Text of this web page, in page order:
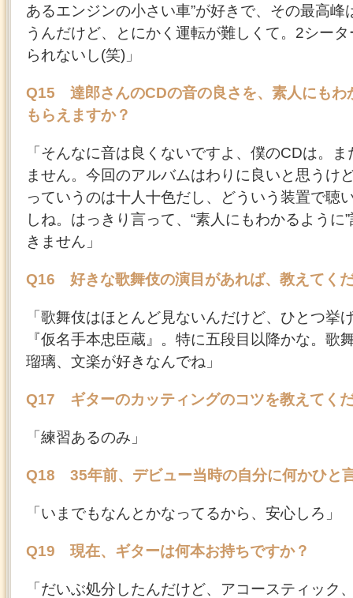
あるエンジンの小さい車”が好きで、その最高峰
うんだけど、とにかく運転が難しくて。2シー
られないし(笑)」
Q15 達郎さんのCDの音の良さを、素人にもわ
もらえますか？
「そんなに音は良くないですよ、僕のCDは。
ません。今回のアルバムはわりに良いと思うけ
っていうのは十人十色だし、どういう装置で聴
しね。はっきり言って、“素人にもわかるように
きません」
Q16 好きな歌舞伎の演目があれば、教えてく
「歌舞伎はほとんど見ないんだけど、ひとつ挙
『仮名手本忠臣蔵』。特に五段目以降かな。歌
瑠璃、文楽が好きなんでね」
Q17 ギターのカッティングのコツを教えてく
「練習あるのみ」
Q18 35年前、デビュー当時の自分に何かひと
「いまでもなんとかなってるから、安心しろ」
Q19 現在、ギターは何本お持ちですか？
「だいぶ処分したんだけど、アコースティック